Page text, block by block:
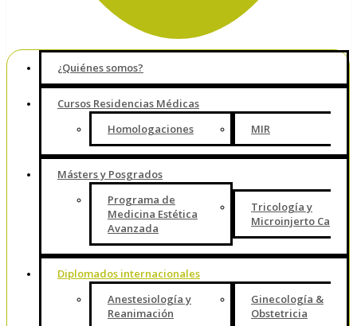
¿Quiénes somos?
Cursos Residencias Médicas
Homologaciones
MIR
Másters y Posgrados
Programa de
Medicina Estética
Avanzada
Tricología y
Microinjerto Capilar
Diplomados internacionales
Anestesiología y
Reanimación
Ginecología &
Obstetricia